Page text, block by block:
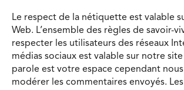
Le respect de la nétiquette est valable
Web. L’ensemble des règles de savoir-
respecter les utilisateurs des réseaux
médias sociaux est valable sur notre
parole est votre espace cependant
modérer les commentaires envoyés.